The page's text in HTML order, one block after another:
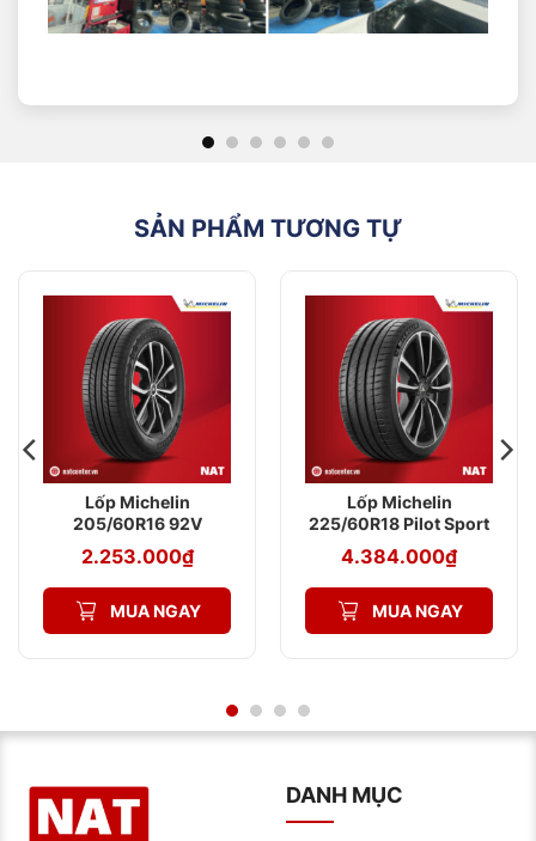
SẢN PHẨM TƯƠNG TỰ
Lốp Michelin
205/60R16 92V
Primacy 4 ST
2.253.000₫
MUA NGAY
Lốp Michelin
225/60R18 Pilot Sport
4 SUV
4.384.000₫
MUA NGAY
DANH MỤC